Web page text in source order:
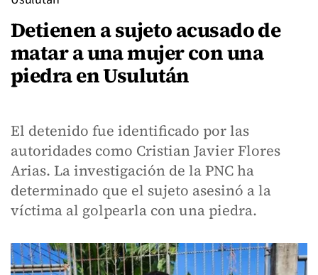
Detienen a sujeto acusado de
matar a una mujer con una
piedra en Usulután
El detenido fue identificado por las
autoridades como Cristian Javier Flores
Arias. La investigación de la PNC ha
determinado que el sujeto asesinó a la
víctima al golpearla con una piedra.